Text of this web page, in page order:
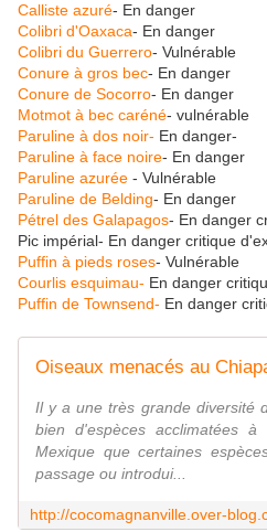
Calliste azuré- En danger
Colibri d'Oaxaca- En danger
Colibri du Guerrero- Vulnérable
Conure à gros bec- En danger
Conure de Socorro- En danger
Motmot à bec caréné- vulnérable
Paruline à dos noir- En danger-
Paruline à face noire- En danger
Paruline azurée - Vulnérable
Paruline de Belding- En danger
Pétrel des Galapagos- En danger
Pic impérial- En danger critique
Puffin à pieds roses- Vulnérable
Courlis esquimau- En danger
Puffin de Townsend- En danger
Oiseaux menacés au
Il y a une très grande diversité
bien d'espèces acclimatées
Mexique que certaines
passage ou introdui...